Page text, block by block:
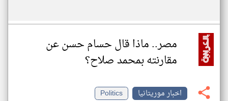
مصر.. ماذا قال حسام حسن عن
مقارنته بمحمد صلاح؟
اخبار موريتانيا
Politics